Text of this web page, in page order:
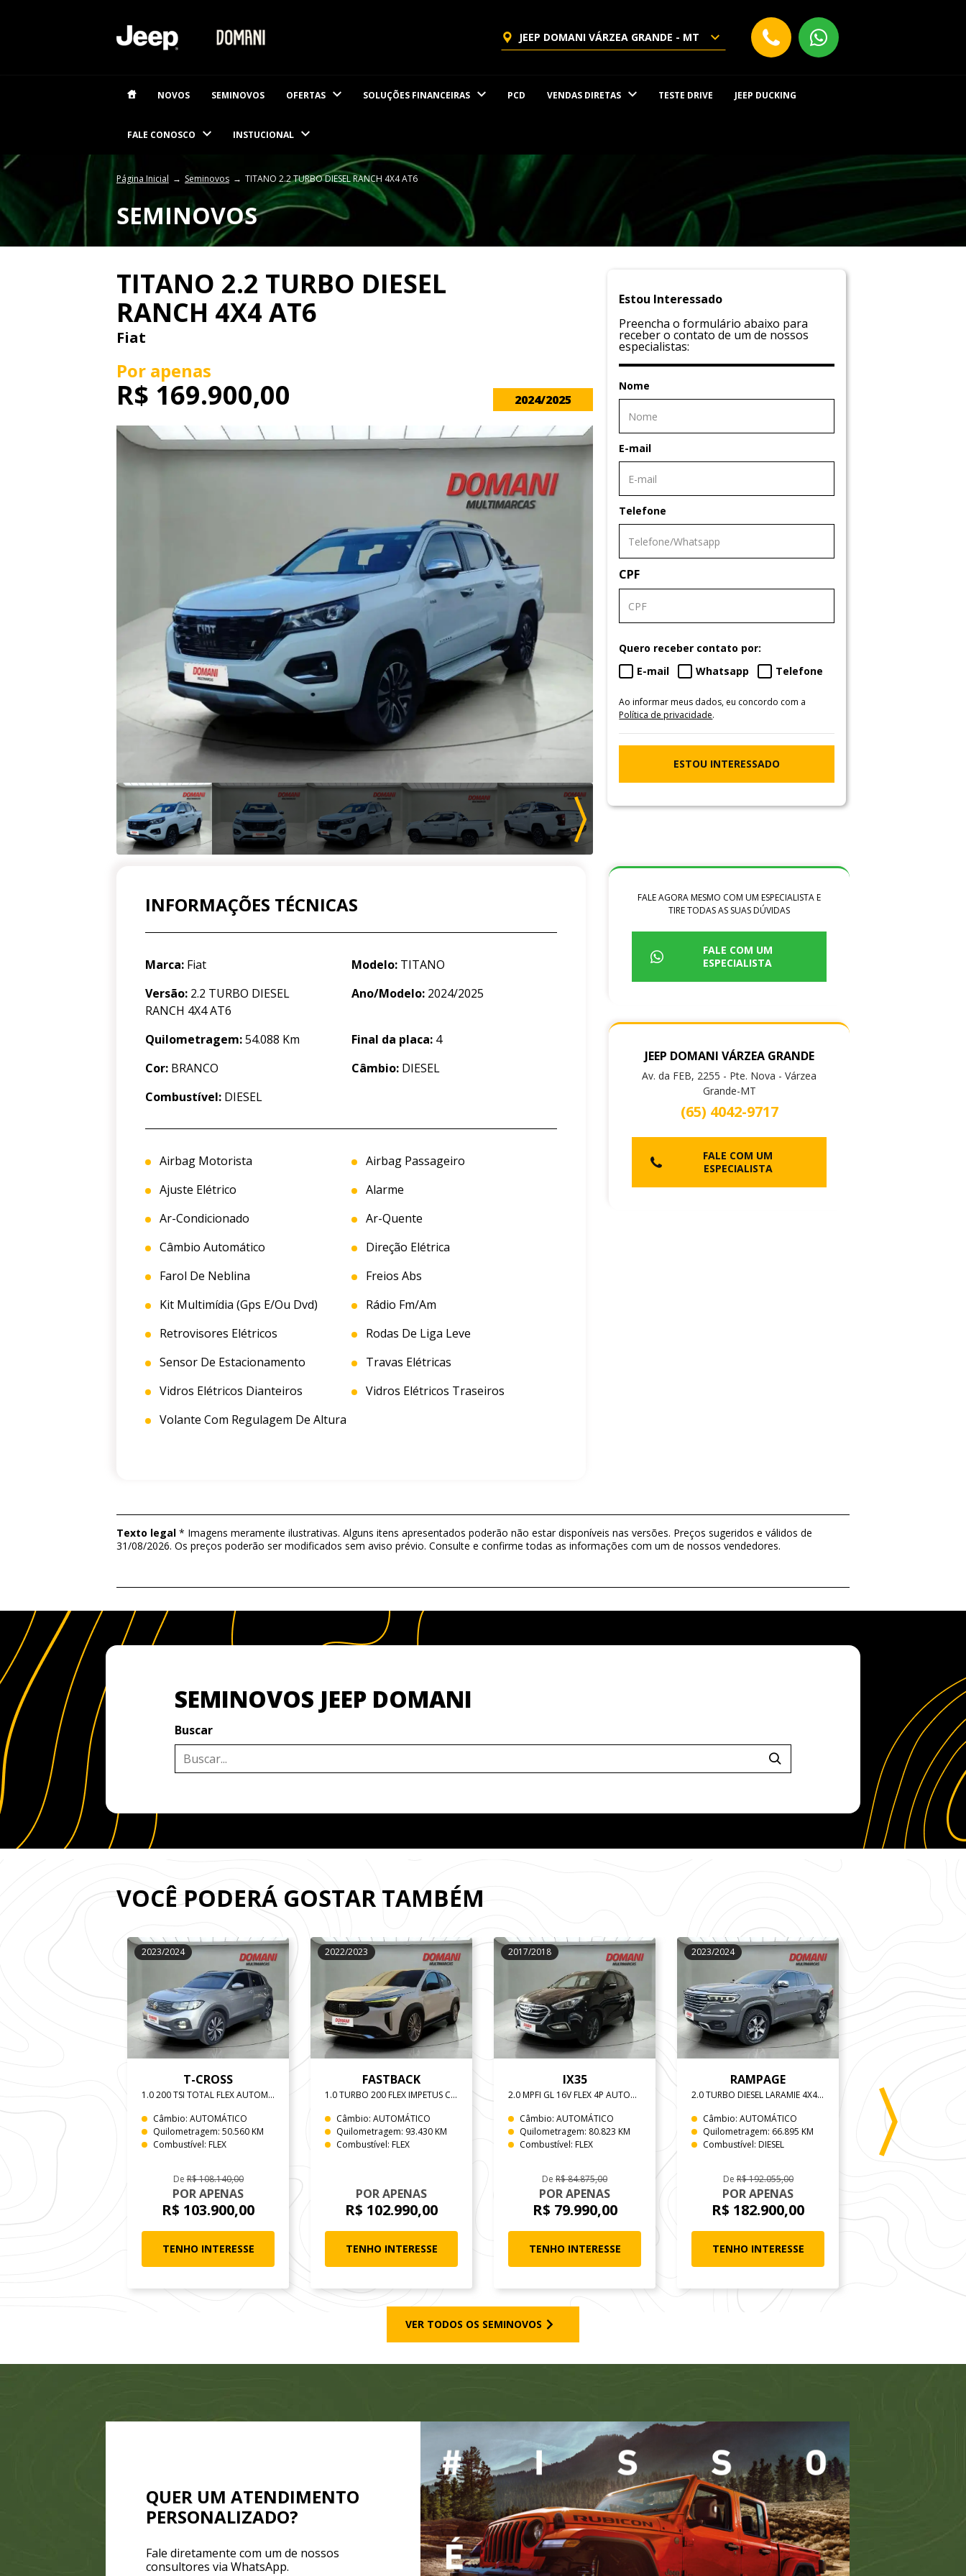
JEEP DOMANI VÁRZEA GRANDE - MT
NOVOS SEMINOVOS OFERTAS SOLUÇÕES FINANCEIRAS PCD VENDAS DIRETAS TESTE DRIVE JEEP DUCKING
FALE CONOSCO INSTUCIONAL
Página Inicial Seminovos TITANO 2.2 TURBO DIESEL RANCH 4X4 AT6
SEMINOVOS
TITANO 2.2 TURBO DIESEL
RANCH 4X4 AT6
Fiat
Por apenas
R$ 169.900,00 2024/2025
Estou Interessado
Preencha o formulário abaixo para
receber o contato de um de nossos
especialistas:
Nome
E-mail
Telefone
CPF
Quero receber contato por:
E-mail
Whatsapp Telefone
Ao informar meus dados, eu concordo com a
Política de privacidade.
ESTOU INTERESSADO
INFORMAÇÕES TÉCNICAS
Marca: Fiat Modelo:TITANO
Versão: 2.2 TURBO DIESEL
RANCH 4X4 AT6
Ano/Modelo:2024/2025
Quilometragem:54.088 Km Final da placa:4
Cor: BRANCO Câmbio:DIESEL
Combustível: DIESEL
Airbag Motorista
Airbag Passageiro
Ajuste Elétrico
Alarme
Ar-Condicionado
Ar-Quente
Câmbio Automático
Direção Elétrica
Farol De Neblina
Freios Abs
Kit Multimídia (gps E/ou Dvd)
Rádio Fm/am
Retrovisores Elétricos
Rodas De Liga Leve
Sensor De Estacionamento
Travas Elétricas
Vidros Elétricos Dianteiros
Vidros Elétricos Traseiros
Volante Com Regulagem De Altura
FALE AGORA MESMO COM UM ESPECIALISTA E
TIRE TODAS AS SUAS DÚVIDAS
FALE COM UM
ESPECIALISTA
JEEP DOMANI VÁRZEA GRANDE
Av. da FEB, 2255 - Pte. Nova - Várzea
Grande-MT
(65) 4042-9717
FALE COM UM
ESPECIALISTA
Texto legal * Imagens meramente ilustrativas. Alguns itens apresentados poderão não estar disponíveis nas versões. Preços sugeridos e válidos de
31/08/2026. Os preços poderão ser modificados sem aviso prévio. Consulte e confirme todas as informações com um de nossos vendedores.
SEMINOVOS JEEP DOMANI
Buscar
VOCÊ PODERÁ GOSTAR TAMBÉM
2023/2024
T-CROSS
1.0 200 TSI TOTAL FLEX AUTOMÁTICO
Câmbio: AUTOMÁTICO
Quilometragem: 50.560 KM
Combustível: FLEX
DeR$ 108.140,00
POR APENAS
R$ 103.900,00
TENHO INTERESSE
2022/2023
FASTBACK
1.0 TURBO 200 FLEX IMPETUS CVT
Câmbio: AUTOMÁTICO
Quilometragem: 93.430 KM
Combustível: FLEX
POR APENAS
R$ 102.990,00
TENHO INTERESSE
2017/2018
IX35
2.0 MPFI GL 16V FLEX 4P AUTOMATICO
Câmbio: AUTOMÁTICO
Quilometragem: 80.823 KM
Combustível: FLEX
De R$ 84.875,00
POR APENAS
R$ 79.990,00
TENHO INTERESSE
2023/2024
RAMPAGE
2.0 TURBO DIESEL LARAMIE 4X4 AUTOMÁTICO
Câmbio: AUTOMÁTICO
Quilometragem: 66.895 KM
Combustível: DIESEL
DeR$ 192.055,00
POR APENAS
R$ 182.900,00
TENHO INTERESSE
1.3 T270 TURBO
Câmbio:
Quilometragem:
Combustível: FLEX
VER TODOS OS SEMINOVOS
QUER UM ATENDIMENTO
PERSONALIZADO?
Fale diretamente com um de nossos
consultores via WhatsApp.